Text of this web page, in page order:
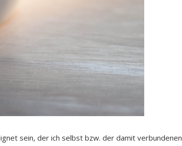
sein, der ich selbst bzw. der damit verbundenen